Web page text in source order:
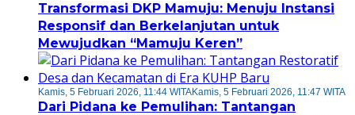
Transformasi DKP Mamuju: Menuju Instansi
Responsif dan Berkelanjutan untuk
Mewujudkan “Mamuju Keren”
Kamis, 5 Februari 2026, 11:44 WITAKamis, 5 Februari 2026, 11:47 WITA
Dari Pidana ke Pemulihan: Tantangan